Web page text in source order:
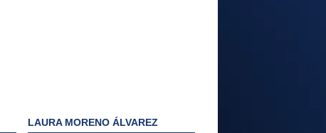
LAURA MORENO ÁLVAREZ